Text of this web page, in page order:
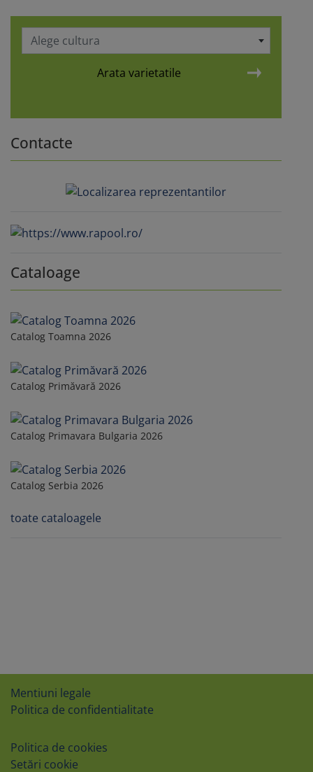
Alege cultura
Arata varietatile
Contacte
Cataloage
Catalog Toamna 2026
Catalog Primăvară 2026
Catalog Primavara Bulgaria 2026
Catalog Serbia 2026
toate cataloagele
Mentiuni legale
Politica de confidentialitate
Politica de cookies
Setări cookie